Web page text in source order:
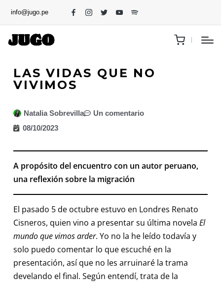
info@jugo.pe
LAS VIDAS QUE NO
VIVIMOS
Natalia Sobrevilla
Un comentario
08/10/2023
A propósito del encuentro con un autor peruano,
una reflexión sobre la migración
El pasado 5 de octubre estuvo en Londres Renato
Cisneros, quien vino a presentar su última novela El
mundo que vimos arder. Yo no la he leído todavía y
solo puedo comentar lo que escuché en la
presentación, así que no les arruinaré la trama
develando el final. Según entendí, trata de la